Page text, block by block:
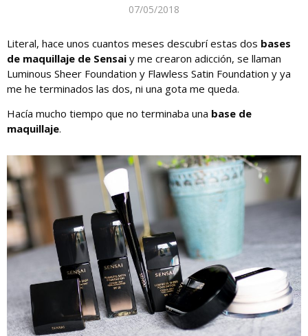
07/05/2018
Literal, hace unos cuantos meses descubrí estas dos bases
de maquillaje de Sensai y me crearon adicción, se llaman
Luminous Sheer Foundation y Flawless Satin Foundation y ya
me he terminados las dos, ni una gota me queda.
Hacía mucho tiempo que no terminaba una base de
maquillaje.